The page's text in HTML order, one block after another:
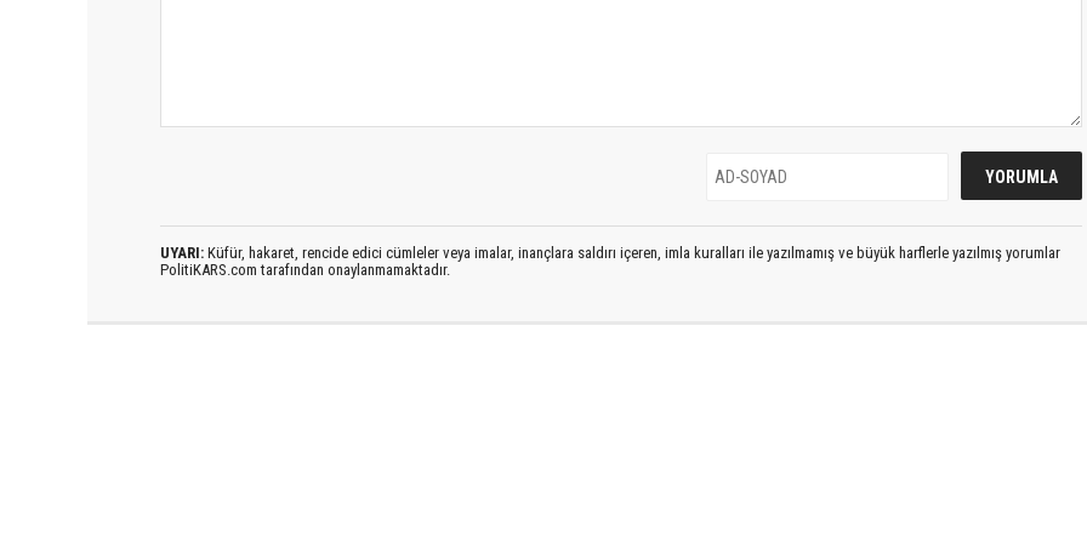
UYARI: Küfür, hakaret, rencide edici cümleler veya imalar, inançlara saldırı içeren, imla kuralları ile yazılmamış ve büyük harflerle yazılmış yorumlar
PolitiKARS.com tarafından onaylanmamaktadır.